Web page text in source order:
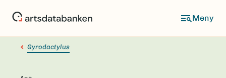
Gyrodactylus